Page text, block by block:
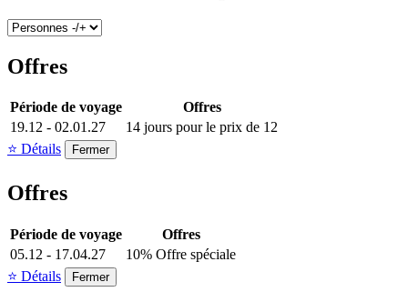
Offres
Période de voyage
Offres
19.12 - 02.01.27
14 jours pour le prix de 12
⭐ Détails
Fermer
Offres
Période de voyage
Offres
05.12 - 17.04.27
10% Offre spéciale
⭐ Détails
Fermer